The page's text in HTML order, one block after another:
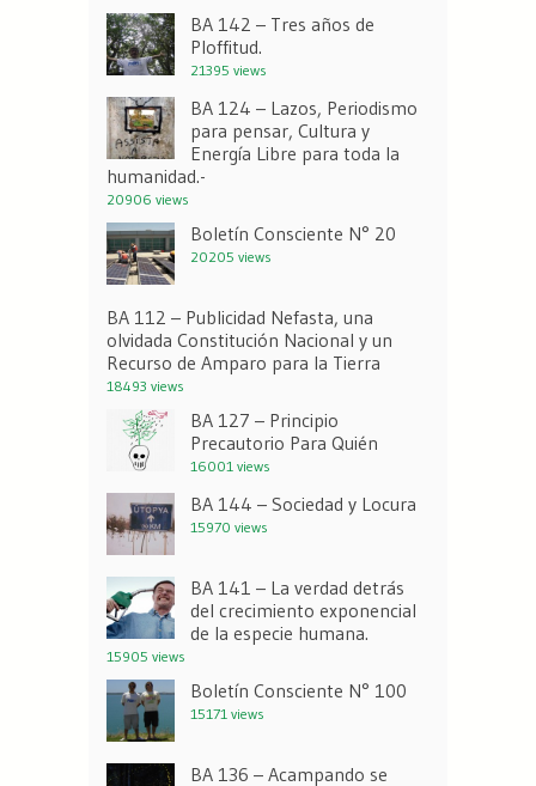
BA 142 – Tres años de
Ploffitud.
21395 views
BA 124 – Lazos, Periodismo
para pensar, Cultura y
Energía Libre para toda la
humanidad.-
20906 views
Boletín Consciente N° 20
20205 views
BA 112 – Publicidad Nefasta, una
olvidada Constitución Nacional y un
Recurso de Amparo para la Tierra
18493 views
BA 127 – Principio
Precautorio Para Quién
16001 views
BA 144 – Sociedad y Locura
15970 views
BA 141 – La verdad detrás
del crecimiento exponencial
de la especie humana.
15905 views
Boletín Consciente N° 100
15171 views
BA 136 – Acampando se